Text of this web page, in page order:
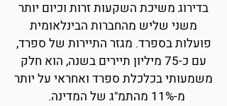
בדירוג משיכת השקעות זרות וכיום יותר
משני שליש מהחברות הבינלאומית
פועלות בספרד. מגזר התיירות של ספרד,
עם כ-75 מיליון תיירים בשנה, הוא חלק
משמעותי בכלכלת ספרד ואחראי על יותר
מ-11% מהתמ"ג של המדינה.